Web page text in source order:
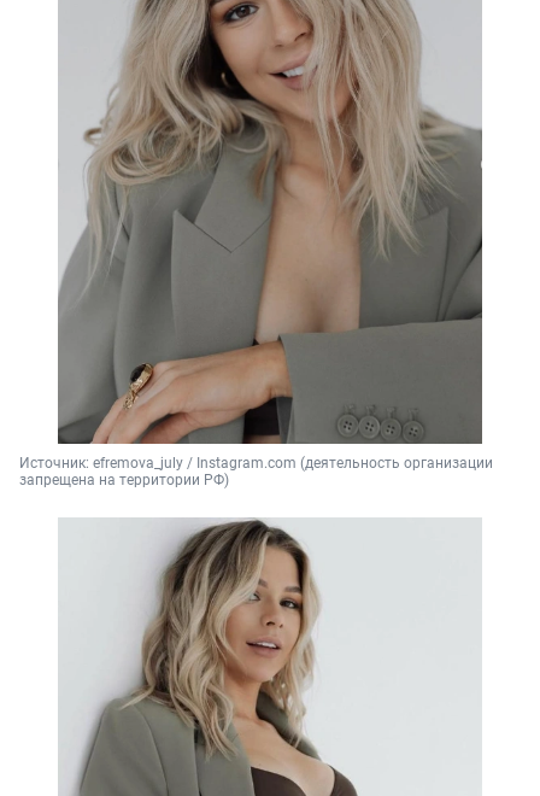
Источник: efremova_july / Instagram.com (деятельность организации
запрещена на территории РФ)